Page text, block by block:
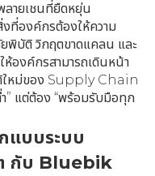
ลายเชนที่ยืดหยุ่น
องค์กรต้องให้ความ
พิบัติ วิกฤตขาดแคลน และ
ห้องค์กรสามารถเดินหน้า
ใหม่ของ Supply Chain
แต่ต้อง “พร้อมรับมือทุก
แบบระบบ
กับ Bluebik